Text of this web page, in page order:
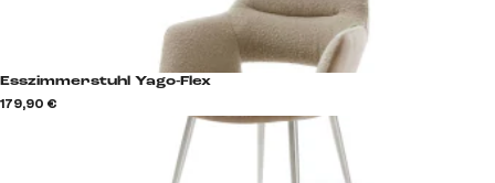
Esszimmerstuhl Yago-Flex
179,90 €